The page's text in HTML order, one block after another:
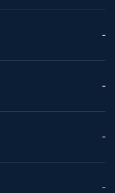
--
--
--
--